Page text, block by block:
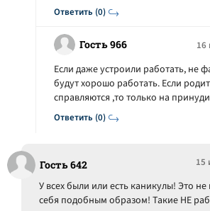
Ответить (0)
Гость 966 16
Ответить (0)
Если даже устроили работать, не
будут хорошо работать. Если
справляются ,то только на
Гость 642 15
У всех были или есть каникулы! Это не
себя подобным образом! Такие НЕ